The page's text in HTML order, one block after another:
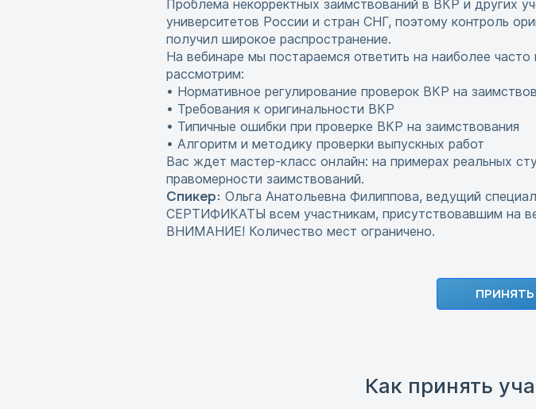
Проблема некорректных заимствований в ВКР и других
университетов России и стран СНГ, поэтому контроль
получил широкое распространение.
На вебинаре мы постараемся ответить на наиболее
рассмотрим:
• Нормативное регулирование проверок ВКР на
• Требования к оригинальности ВКР
• Типичные ошибки при проверке ВКР на заимствования
• Алгоритм и методику проверки выпускных работ
Вас ждет мастер-класс онлайн: на примерах реальных
правомерности заимствований.
Спикер: Ольга Анатольевна Филиппова, ведущий
СЕРТИФИКАТЫ всем участникам, присутствовавшим на
ВНИМАНИЕ! Количество мест ограничено.
Как принять